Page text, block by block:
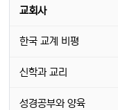
교회사
한국 교계 비평
신학과 교리
성경공부와 양육